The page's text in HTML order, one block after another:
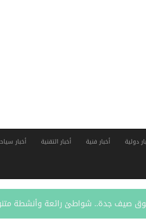
دولية أخبار فنية أخبار التقنية أخبار
صيف جدة.. شواطئ رائعة وأنشطة